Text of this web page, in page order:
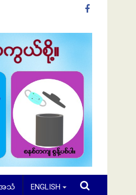
သံ ENGLISH